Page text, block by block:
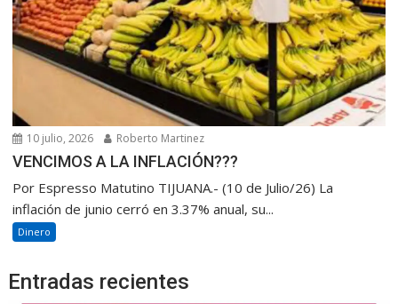
10 julio, 2026 Roberto Martinez
VENCIMOS A LA INFLACIÓN???
Por Espresso Matutino TIJUANA.- (10 de Julio/26) La
inflación de junio cerró en 3.37% anual, su...
Dinero
Entradas recientes